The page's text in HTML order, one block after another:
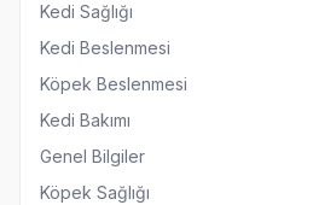
Kedi Sağlığı
Kedi Beslenmesi
Köpek Beslenmesi
Kedi Bakımı
Genel Bilgiler
Köpek Sağlığı